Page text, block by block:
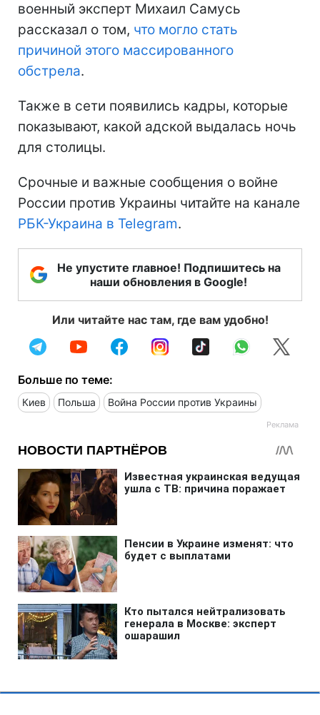
военный эксперт Михаил Самусь
рассказал о том, что могло стать
причиной этого массированного
обстрела.
Также в сети появились кадры, которые
показывают, какой адской выдалась ночь
для столицы.
Срочные и важные сообщения о войне
России против Украины читайте на канале
РБК-Украина в Telegram.
Не упустите главное! Подпишитесь на
наши обновления в Google!
Или читайте нас там, где вам удобно!
Больше по теме:
Киев Польша Война России против Украины